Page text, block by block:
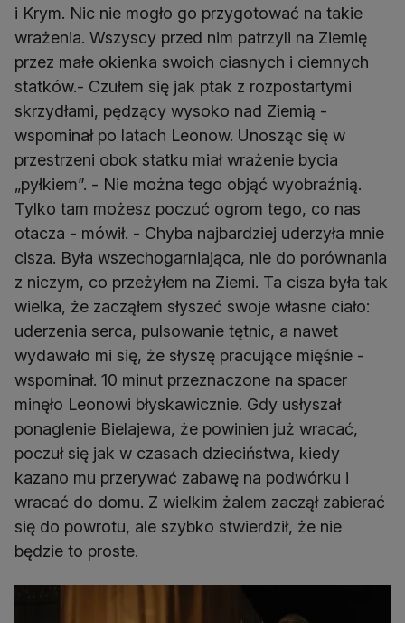
i Krym. Nic nie mogło go przygotować na takie
wrażenia. Wszyscy przed nim patrzyli na Ziemię
przez małe okienka swoich ciasnych i ciemnych
statków.- Czułem się jak ptak z rozpostartymi
skrzydłami, pędzący wysoko nad Ziemią -
wspominał po latach Leonow. Unosząc się w
przestrzeni obok statku miał wrażenie bycia
„pyłkiem”. - Nie można tego objąć wyobraźnią.
Tylko tam możesz poczuć ogrom tego, co nas
otacza - mówił. - Chyba najbardziej uderzyła mnie
cisza. Była wszechogarniająca, nie do porównania
z niczym, co przeżyłem na Ziemi. Ta cisza była tak
wielka, że zacząłem słyszeć swoje własne ciało:
uderzenia serca, pulsowanie tętnic, a nawet
wydawało mi się, że słyszę pracujące mięśnie -
wspominał. 10 minut przeznaczone na spacer
minęło Leonowi błyskawicznie. Gdy usłyszał
ponaglenie Bielajewa, że powinien już wracać,
poczuł się jak w czasach dzieciństwa, kiedy
kazano mu przerywać zabawę na podwórku i
wracać do domu. Z wielkim żalem zaczął zabierać
się do powrotu, ale szybko stwierdził, że nie
będzie to proste.